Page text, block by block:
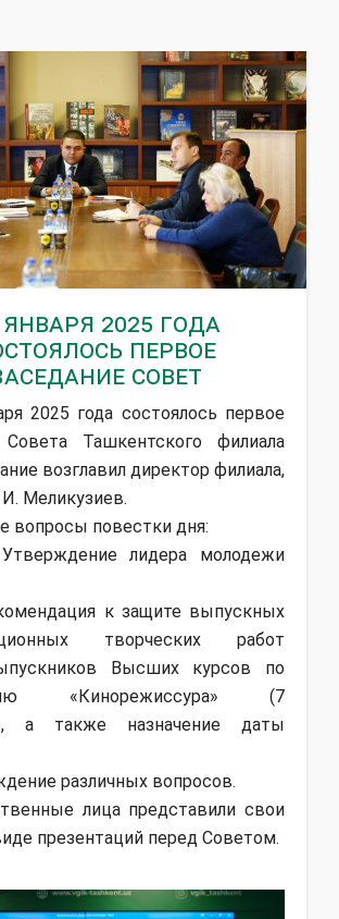
января 2025 года
первое
Совет
2025 года состоялось первое
Совета Ташкентского филиала
возглавил директор филиала,
Меликузиев.
повестки дня:
Утверждение лидера молодежи
к защите выпускных
творческих работ
Высших курсов по
«Кинорежиссура» (7
а также назначение даты
различных вопросов.
лица представили свои
презентаций перед Советом.